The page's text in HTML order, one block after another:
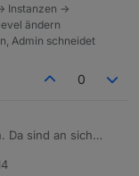
Instanzen ->
ändern
Admin schneidet
0
Da sind an sich